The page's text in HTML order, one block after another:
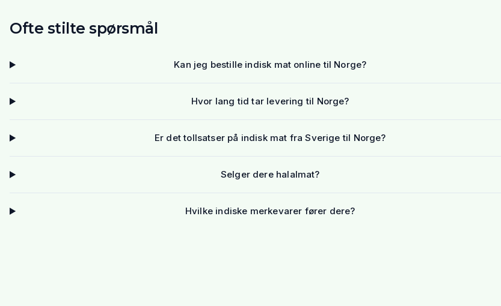
Ofte stilte spørsmål
Kan jeg bestille indisk mat online til Norge?
Hvor lang tid tar levering til Norge?
Er det tollsatser på indisk mat fra Sverige til Norge?
Selger dere halalmat?
Hvilke indiske merkevarer fører dere?